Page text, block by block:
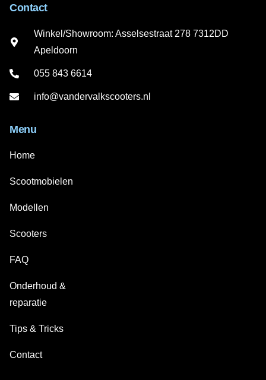
Contact
Winkel/Showroom: Asselsestraat 278 7312DD
Apeldoorn
055 843 6614
info@vandervalkscooters.nl
Menu
Home
Scootmobielen
Modellen
Scooters
FAQ
Onderhoud &
reparatie
Tips & Tricks
Contact